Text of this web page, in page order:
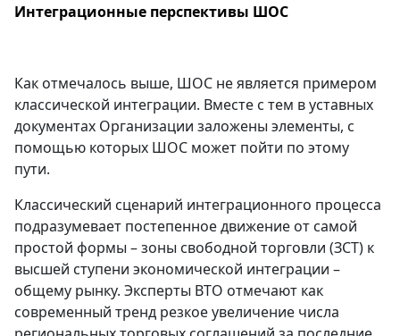
Интеграционные перспективы ШОС
Как отмечалось выше, ШОС не является примером
классической интеграции. Вместе с тем в уставных
документах Организации заложены элементы, с
помощью которых ШОС может пойти по этому
пути.
Классический сценарий интеграционного процесса
подразумевает постепенное движение от самой
простой формы – зоны свободной торговли (ЗСТ) к
высшей ступени экономической интеграции –
общему рынку. Эксперты ВТО отмечают как
современный тренд резкое увеличение числа